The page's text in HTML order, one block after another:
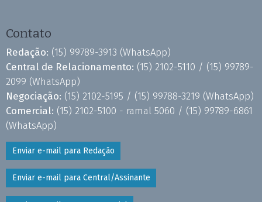
Contato
Redação: (15) 99789-3913 (WhatsApp)
Central de Relacionamento: (15) 2102-5110 / (15) 99789-
2099 (WhatsApp)
Negociação: (15) 2102-5195 / (15) 99788-3219 (WhatsApp)
Comercial: (15) 2102-5100 - ramal 5060 / (15) 99789-6861
(WhatsApp)
Enviar e-mail para Redação
Enviar e-mail para Central/Assinante